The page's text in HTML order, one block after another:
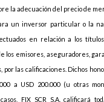
la adecuación del precio de
un inversor particular o la
en relación a los
los emisores, aseguradores,
por las calificaciones. Dichos
a USD 200.000 (u otras
FIX SCR S.A. calificará